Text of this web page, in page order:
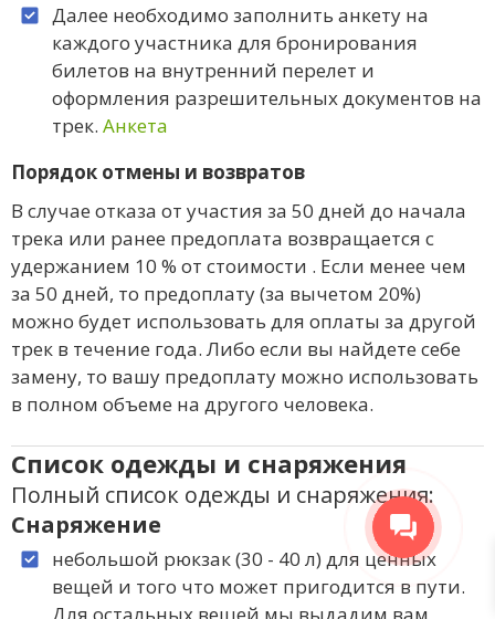
Далее необходимо заполнить анкету на
каждого участника для бронирования
билетов на внутренний перелет и
оформления разрешительных документов на
трек. Анкета
Порядок отмены и возвратов
В случае отказа от участия за 50 дней до начала
трека или ранее предоплата возвращается с
удержанием 10 % от стоимости . Если менее чем
за 50 дней, то предоплату (за вычетом 20%)
можно будет использовать для оплаты за другой
трек в течение года. Либо если вы найдете себе
замену, то вашу предоплату можно использовать
в полном объеме на другого человека.
Список одежды и снаряжения
Полный список одежды и снаряжения:
Снаряжение
небольшой рюкзак (30 - 40 л) для ценных
вещей и того что может пригодится в пути.
Для остальных вещей мы выдадим вам